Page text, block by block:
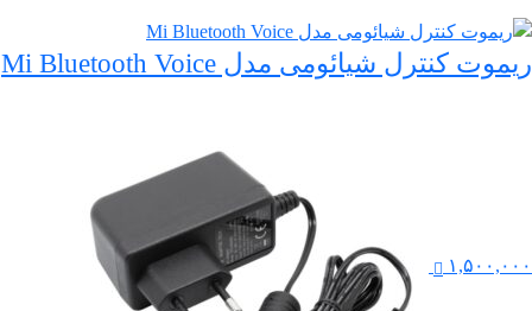
ریموت کنترل شیائومی مدل Mi Bluetooth Voice
۱,۵۰۰,۰۰۰